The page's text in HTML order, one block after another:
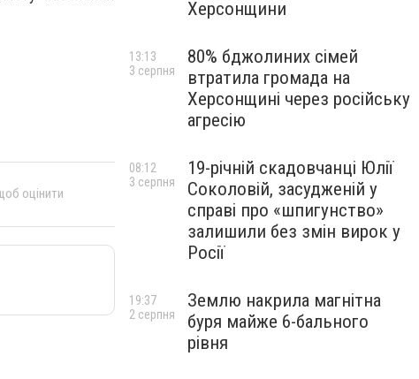
оцінити
Херсонщини
80% бджолиних сімей
втратила громада на
Херсонщині через російську
агресію
13:13
3 серпня
19-річній скадовчанці Юлії
Соколовій, засудженій у
справі про «шпигунство»
залишили без змін вирок у
Росії
08:12
3 серпня
Землю накрила магнітна
буря майже 6-бального
рівня
19:37
2 серпня